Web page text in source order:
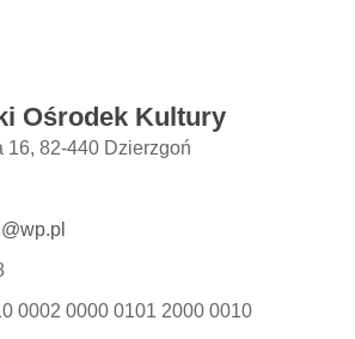
Ośrodek Kultury
16, 82-440 Dzierzgoń
0002 0000 0101 2000 0010